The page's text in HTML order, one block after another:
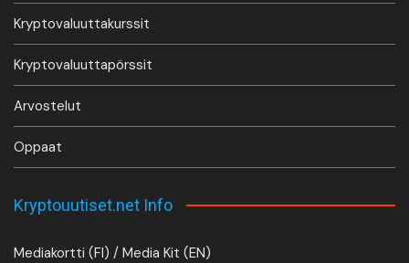
Kryptovaluuttakurssit
Kryptovaluuttapörssit
Arvostelut
Oppaat
Kryptouutiset.net Info
Mediakortti (FI) / Media Kit (EN)